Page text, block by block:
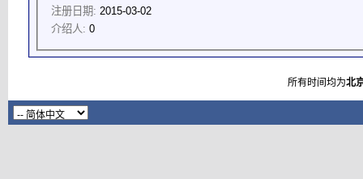
注册日期: 2015-03-02
介绍人: 0
所有时间均为北